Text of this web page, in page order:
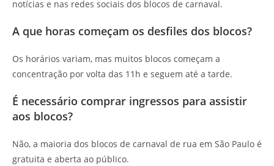
notícias e nas redes sociais dos blocos de carnaval.
A que horas começam os desfiles dos blocos?
Os horários variam, mas muitos blocos começam a
concentração por volta das 11h e seguem até a tarde.
É necessário comprar ingressos para assistir
aos blocos?
Não, a maioria dos blocos de carnaval de rua em São Paulo é
gratuita e aberta ao público.